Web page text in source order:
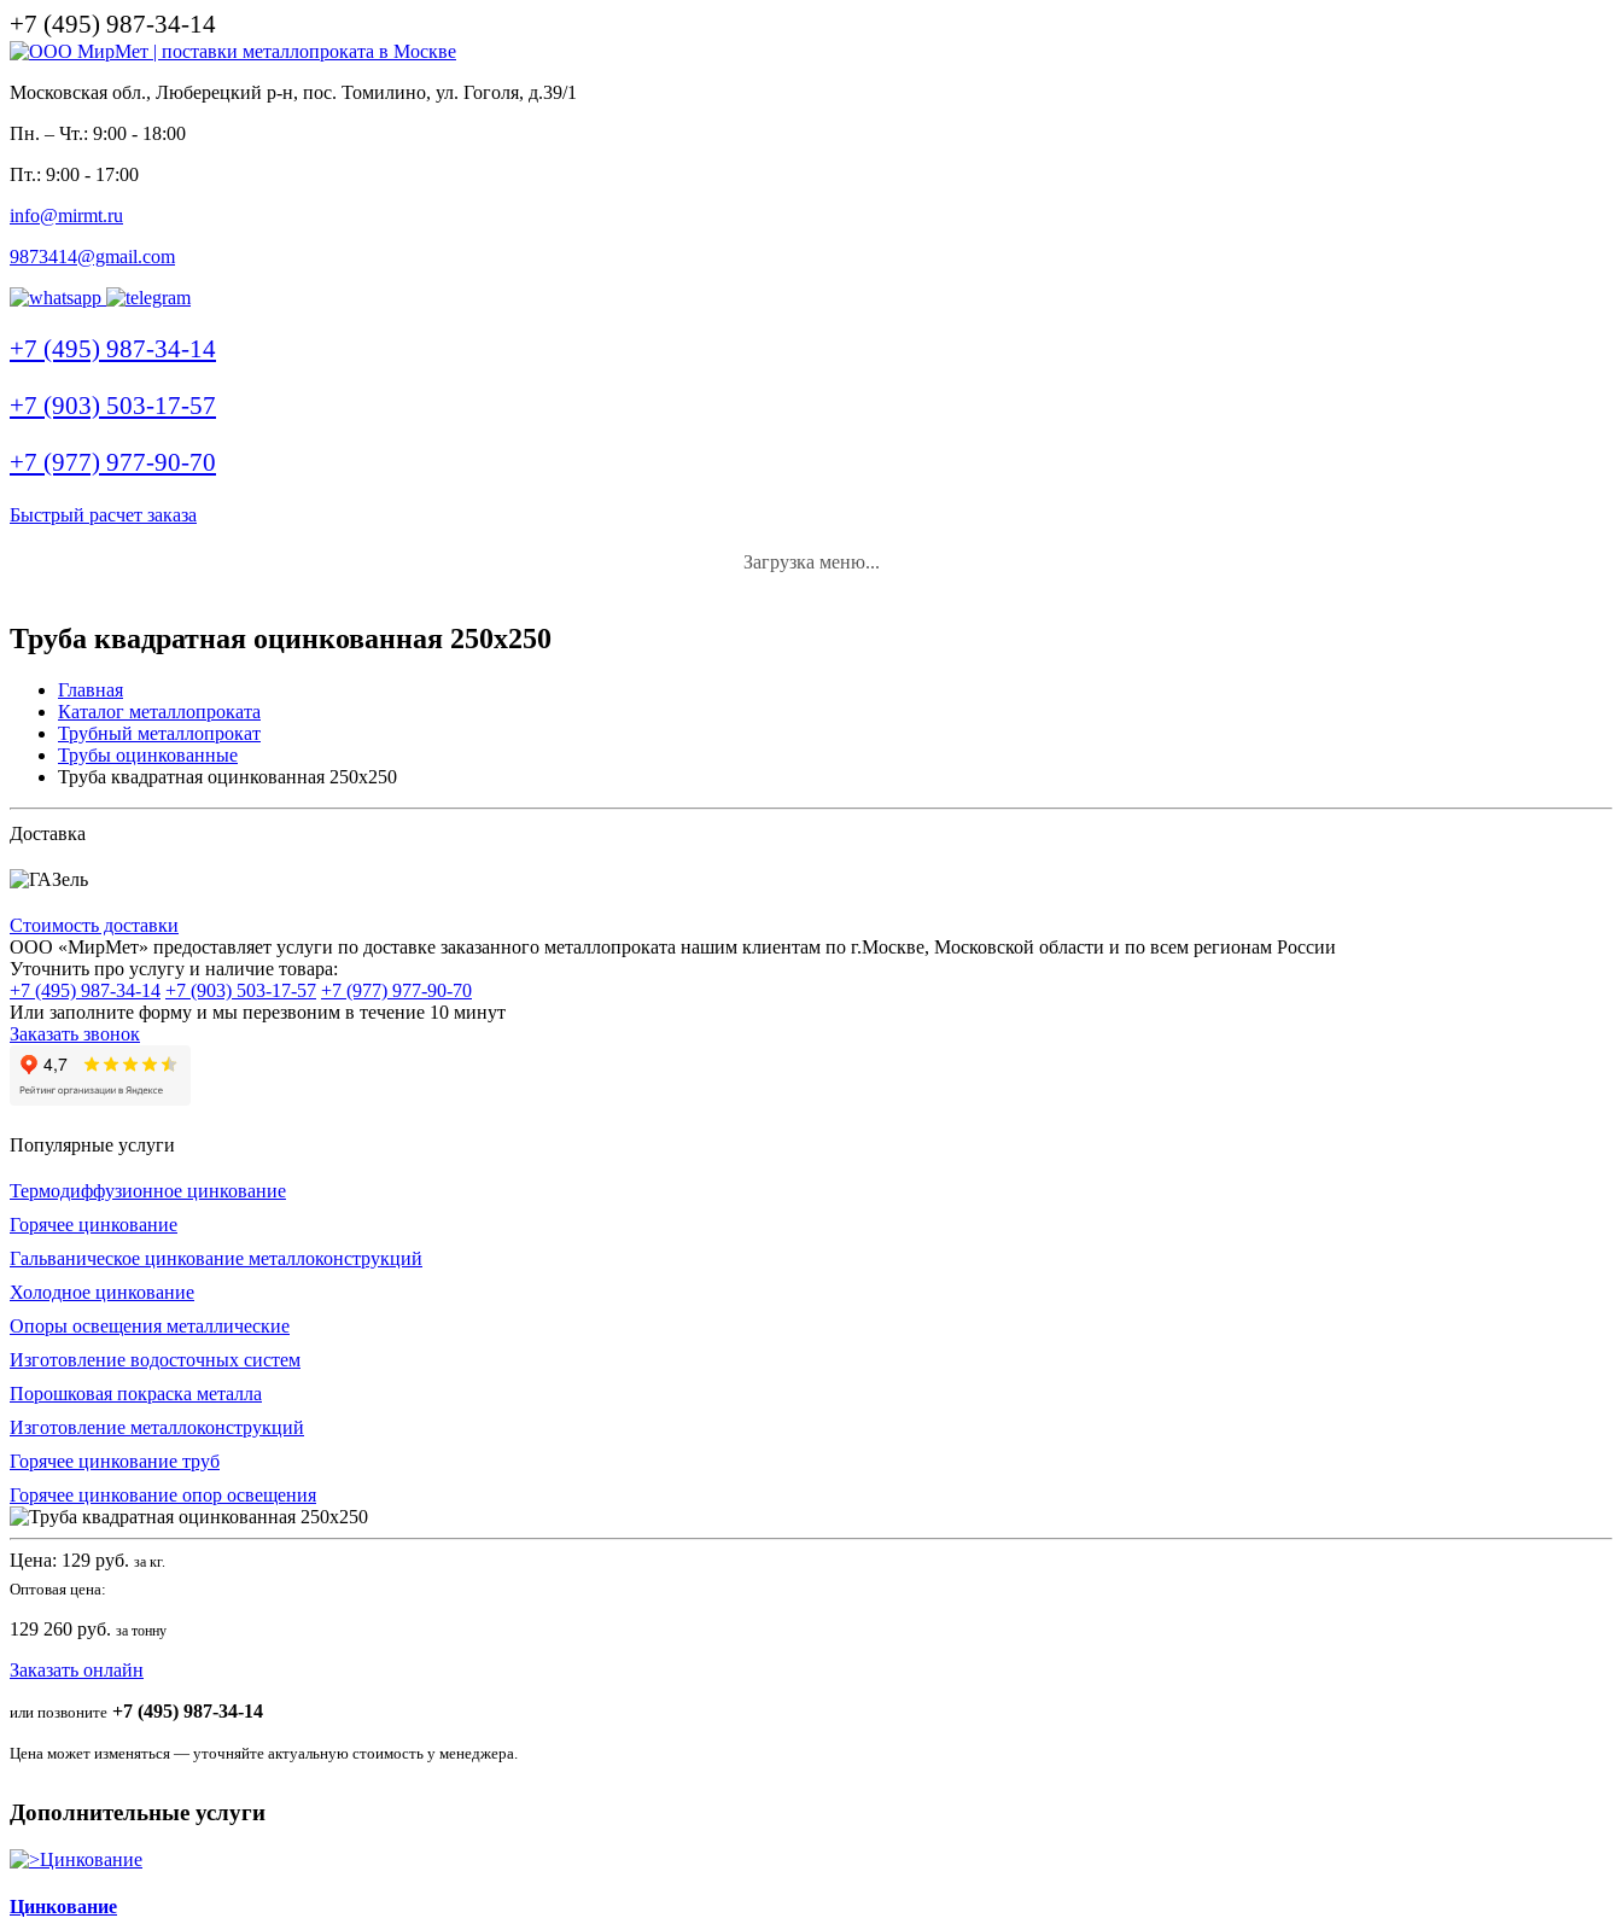
+7 (495) 987-34-14
Московская обл., Люберецкий р-н, пос. Томилино, ул. Гоголя, д.39/1
Пн. – Чт.: 9:00 - 18:00
Пт.: 9:00 - 17:00
info@mirmt.ru
9873414@gmail.com
+7 (495) 987-34-14
+7 (903) 503-17-57
+7 (977) 977-90-70
Быстрый расчет заказа
Загрузка меню...
Труба квадратная оцинкованная 250х250
Главная
Каталог металлопроката
Трубный металлопрокат
Трубы оцинкованные
Труба квадратная оцинкованная 250х250
Доставка
Стоимость доставки
ООО «МирМет» предоставляет услуги по доставке заказанного металлопроката нашим клиентам по г.Москве, Московской области и по всем регионам России
Уточнить про услугу и наличие товара:
+7 (495) 987-34-14 +7 (903) 503-17-57 +7 (977) 977-90-70
Или заполните форму и мы перезвоним в течение 10 минут
Заказать звонок
Популярные услуги
Термодиффузионное цинкование
Горячее цинкование
Гальваническое цинкование металлоконструкций
Холодное цинкование
Опоры освещения металлические
Изготовление водосточных систем
Порошковая покраска металла
Изготовление металлоконструкций
Горячее цинкование труб
Горячее цинкование опор освещения
Цена: 129 руб. за кг.
Оптовая цена:
129 260 руб. за тонну
Заказать онлайн
или позвоните +7 (495) 987-34-14
Цена может изменяться — уточняйте актуальную стоимость у менеджера.
Дополнительные услуги
Цинкование